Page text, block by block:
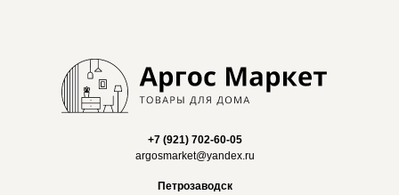
+7 (921) 702-60-05
argosmarket@yandex.ru
Петрозаводск